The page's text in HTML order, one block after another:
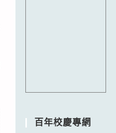
百年校慶專網